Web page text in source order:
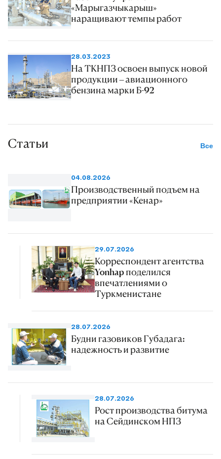
«Марыгазчыкарыш»
наращивают темпы работ
28.03.2023
На ТКНПЗ освоен выпуск новой
продукции – авиационного
бензина марки Б-92
Статьи Все
04.08.2026
Производственный подъем на
предприятии «Кенар»
29.07.2026
Корреспондент агентства
Yonhap поделился
впечатлениями о
Туркменистане
28.07.2026
Будни газовиков Губадага:
надежность и развитие
28.07.2026
Рост производства битума
на Сейдинском НПЗ